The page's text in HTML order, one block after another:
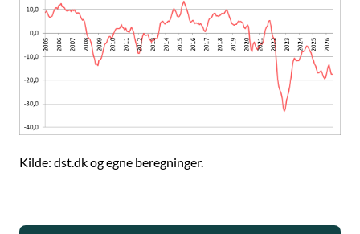
Kilde: dst.dk og egne beregninger.